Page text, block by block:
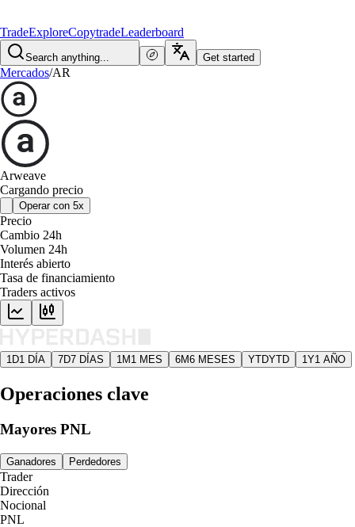
TradeExploreCopytradeLeaderboard
Search anything... Get started
Mercados/AR
Arweave
Cargando precio
Operar con 5x
Precio
Cambio 24h
Volumen 24h
Interés abierto
Tasa de financiamiento
Traders activos
1D1 DÍA 7D7 DÍAS 1M 1 MES 6M6 MESES YTDYTD 1Y1 AÑO
Operaciones clave
Mayores PNL
Ganadores Perdedores
Trader
Dirección
Nocional
PNL